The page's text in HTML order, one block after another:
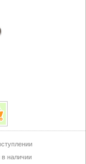
в наличии